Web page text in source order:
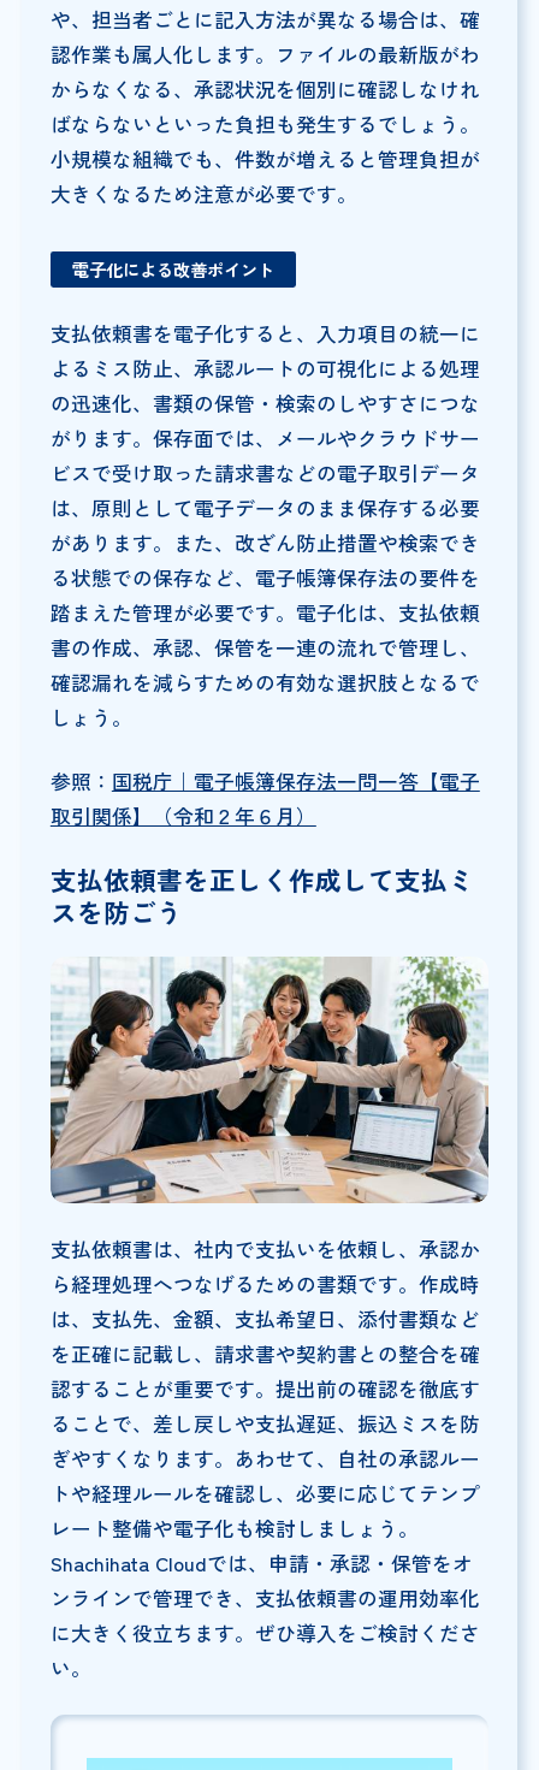
や、担当者ごとに記入方法が異なる場合は、確
認作業も属人化します。ファイルの最新版がわ
からなくなる、承認状況を個別に確認しなけれ
ばならないといった負担も発生するでしょう。
小規模な組織でも、件数が増えると管理負担が
大きくなるため注意が必要です。
電子化による改善ポイント
支払依頼書を電子化すると、入力項目の統一に
よるミス防止、承認ルートの可視化による処理
の迅速化、書類の保管・検索のしやすさにつな
がります。保存面では、メールやクラウドサー
ビスで受け取った請求書などの電子取引データ
は、原則として電子データのまま保存する必要
があります。また、改ざん防止措置や検索でき
る状態での保存など、電子帳簿保存法の要件を
踏まえた管理が必要です。電子化は、支払依頼
書の作成、承認、保管を一連の流れで管理し、
確認漏れを減らすための有効な選択肢となるで
しょう。
参照： 国税庁｜電子帳簿保存法一問一答【電子
取引関係】（令和２年６月）
支払依頼書を正しく作成して支払ミ
スを防ごう
支払依頼書は、社内で支払いを依頼し、承認か
ら経理処理へつなげるための書類です。作成時
は、支払先、金額、支払希望日、添付書類など
を正確に記載し、請求書や契約書との整合を確
認することが重要です。提出前の確認を徹底す
ることで、差し戻しや支払遅延、振込ミスを防
ぎやすくなります。あわせて、自社の承認ルー
トや経理ルールを確認し、必要に応じてテンプ
レート整備や電子化も検討しましょう。
Shachihata Cloudでは、申請・承認・保管をオ
ンラインで管理でき、支払依頼書の運用効率化
に大きく役立ちます。ぜひ導入をご検討くださ
い。